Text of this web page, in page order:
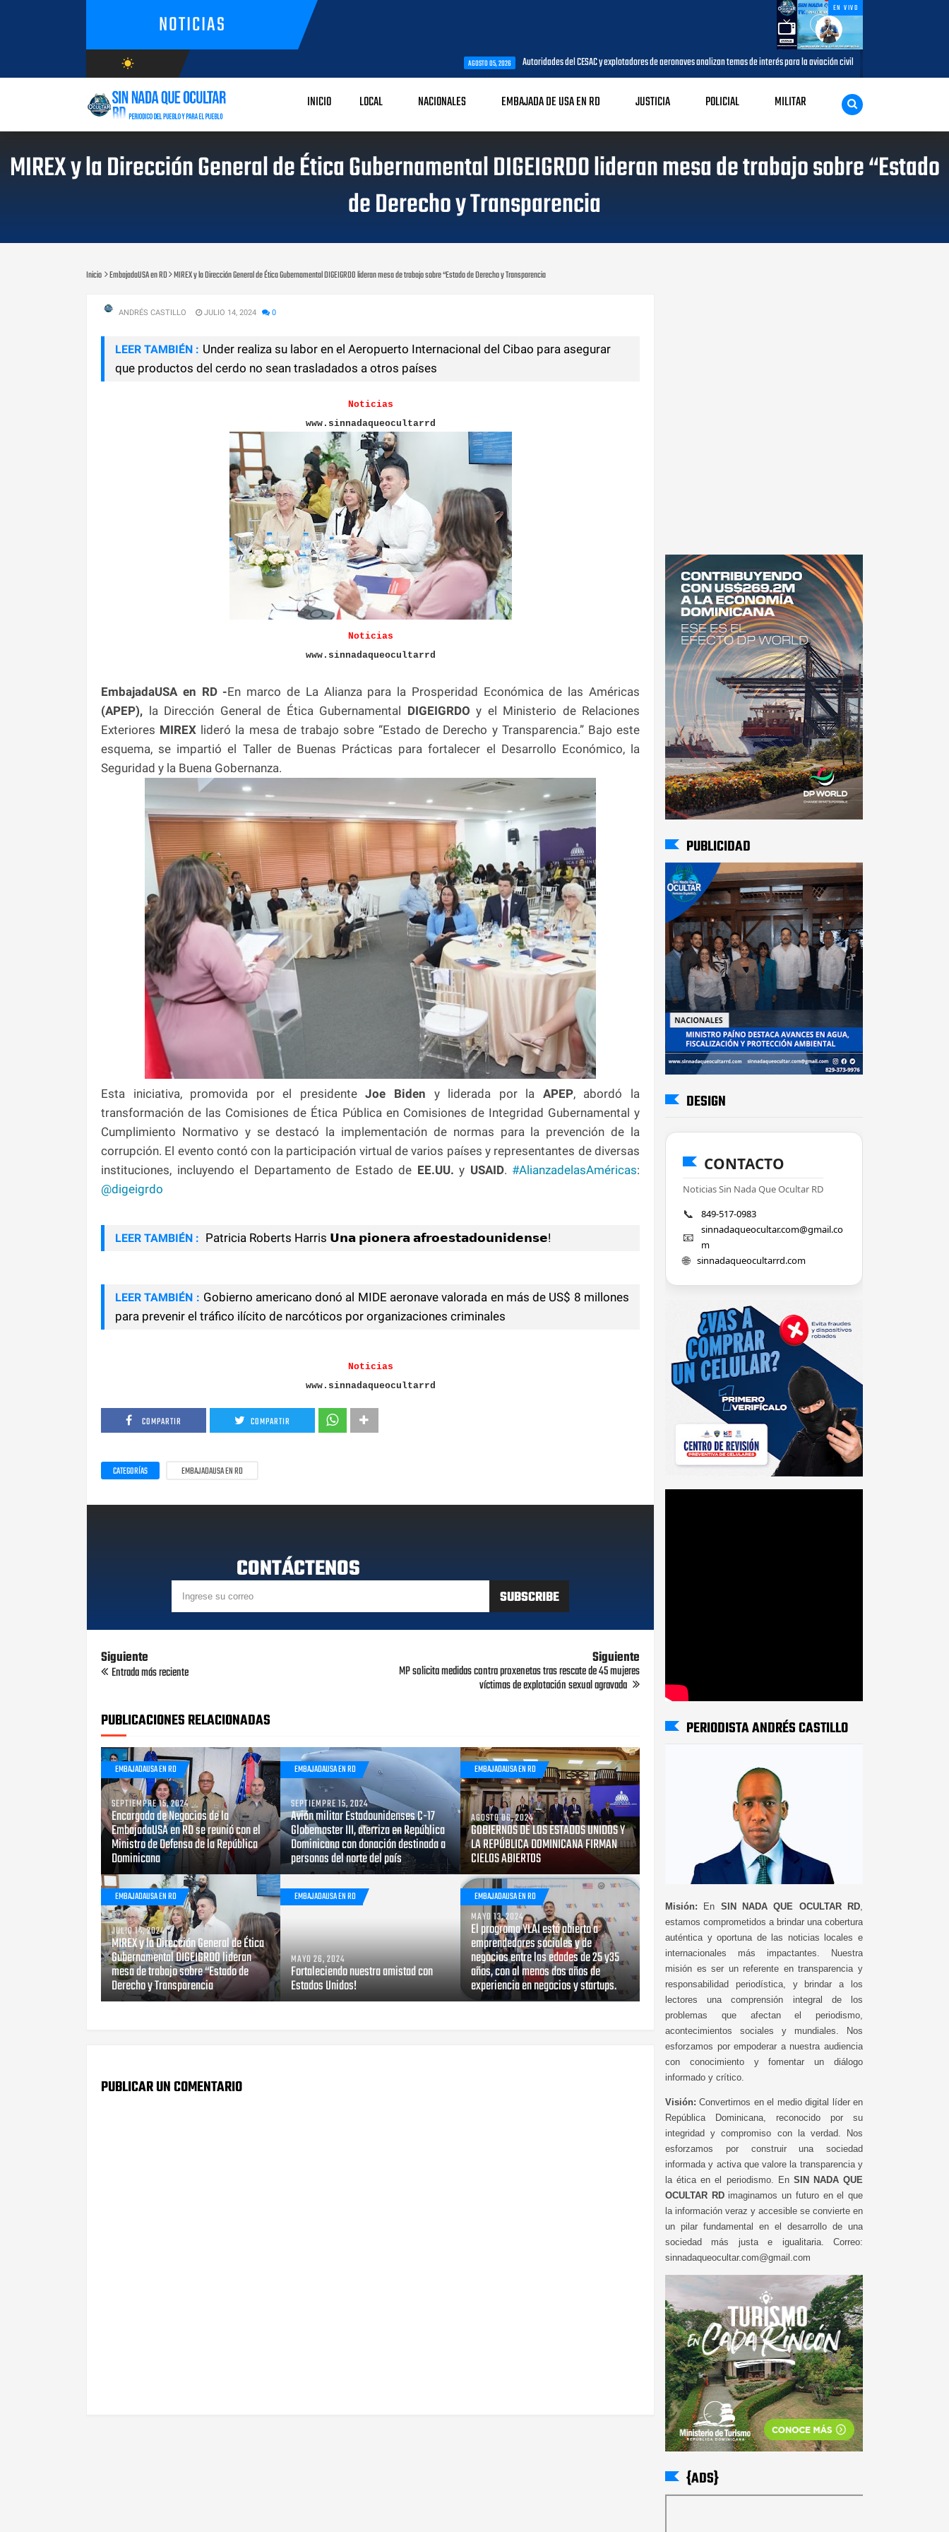
NOTICIAS
EN VIVO
wb_sunny
AGOSTO/7/2026
Autoridades del CESAC y explotadores de aeronaves analizan temas de interés para la aviación civil AGOSTO 05, 2026
INICIO LOCAL NACIONALES EMBAJADA DE USA EN RD JUSTICIA POLICIAL MILITAR
MIREX y la Dirección General de Ética Gubernamental DIGEIGRDO lideran mesa de trabajo sobre “Estado
de Derecho y Transparencia
Inicio EmbajadaUSA en RD MIREX y la Dirección General de Ética Gubernamental DIGEIGRDO lideran mesa de trabajo sobre “Estado de Derecho y Transparencia
ANDRÉS CASTILLO JULIO 14, 2024 0
LEER TAMBIÉN : Under realiza su labor en el Aeropuerto Internacional del Cibao para asegurar
que productos del cerdo no sean trasladados a otros países
Noticias
www.sinnadaqueocultarrd
Noticias
www.sinnadaqueocultarrd
EmbajadaUSA en RD -En marco de La Alianza para la Prosperidad Económica de las Américas
(APEP), la Dirección General de Ética Gubernamental DIGEIGRDO y el Ministerio de Relaciones
Exteriores MIREX lideró la mesa de trabajo sobre “Estado de Derecho y Transparencia.” Bajo este
esquema, se impartió el Taller de Buenas Prácticas para fortalecer el Desarrollo Económico, la
Seguridad y la Buena Gobernanza.
Esta iniciativa, promovida por el presidenteJoe Biden y liderada por la APEP, abordó la
transformación de las Comisiones de Ética Pública en Comisiones de Integridad Gubernamental y
Cumplimiento Normativo y se destacó la implementación de normas para la prevención de la
corrupción. El evento contó con la participación virtual de varios países y representantes de diversas
instituciones, incluyendo el Departamento de Estado de EE.UU. y USAID. #AlianzadelasAméricas:
@digeigrdo
LEER TAMBIÉN : Patricia Roberts Harris 𝗨𝗻𝗮 𝗽𝗶𝗼𝗻𝗲𝗿𝗮 𝗮𝗳𝗿𝗼𝗲𝘀𝘁𝗮𝗱𝗼𝘂𝗻𝗶𝗱𝗲𝗻𝘀𝗲!
LEER TAMBIÉN : Gobierno americano donó al MIDE aeronave valorada en más de US$ 8 millones
para prevenir el tráfico ilícito de narcóticos por organizaciones criminales
Noticias
www.sinnadaqueocultarrd
COMPARTIR COMPARTIR
CATEGORÍAS EMBAJADAUSA EN RD
CONTÁCTENOS
Siguiente
Entrada más reciente
Siguiente
MP solicita medidas contra proxenetas tras rescate de 45 mujeres
víctimas de explotación sexual agravada
PUBLICACIONES RELACIONADAS
EMBAJADAUSA EN RD
SEPTIEMPRE 15, 2024
Encargada de Negocios de la
EmbajadaUSA en RD se reunió con el
Ministro de Defensa de la República
Dominicana
EMBAJADAUSA EN RD
SEPTIEMPRE 15, 2024
Avión militar Estadounidenses C-17
Globemaster III, aterriza en República
Dominicana con donación destinada a
personas del norte del país
EMBAJADAUSA EN RD
AGOSTO 06, 2024
GOBIERNOS DE LOS ESTADOS UNIDOS Y
LA REPÚBLICA DOMINICANA FIRMAN
CIELOS ABIERTOS
EMBAJADAUSA EN RD
JULIO 14, 2024
MIREX y la Dirección General de Ética
Gubernamental DIGEIGRDO lideran
mesa de trabajo sobre “Estado de
Derecho y Transparencia
EMBAJADAUSA EN RD
MAYO 26, 2024
Fortaleciendo nuestra amistad con
Estados Unidos!
EMBAJADAUSA EN RD
MAYO 13, 2024
El programa YLAI está abierto a
emprendedores sociales y de
negocios entre las edades de 25 y35
años, con al menos dos años de
experiencia en negocios y startups.
PUBLICAR UN COMENTARIO
PUBLICIDAD
DESIGN
CONTACTO
Noticias Sin Nada Que Ocultar RD
📞 849-517-0983
📧
sinnadaqueocultar.com@gmail.co
m
🌐 sinnadaqueocultarrd.com
PERIODISTA ANDRÉS CASTILLO
Misión: En SIN NADA QUE OCULTAR RD
estamos comprometidos a brindar una cobertura
auténtica y oportuna de las noticias locales e
internacionales más impactantes. Nuestra
misión es ser un referente en transparencia y
responsabilidad periodística, y brindar a los
lectores una comprensión integral de los
problemas que afectan el periodismo,
acontecimientos sociales y mundiales. Nos
esforzamos por empoderar a nuestra audiencia
con conocimiento y fomentar un diálogo
informado y crítico.
Visión: Convertirnos en el medio digital líder en
República Dominicana, reconocido por su
integridad y compromiso con la verdad. Nos
esforzamos por construir una sociedad
informada y activa que valore la transparencia y
la ética en el periodismo. En SIN NADA QUE
OCULTAR RDimaginamos un futuro en el que
la información veraz y accesible se convierte en
un pilar fundamental en el desarrollo de una
sociedad más justa e igualitaria. Correo:
sinnadaqueocultar.com@gmail.com
{ADS}